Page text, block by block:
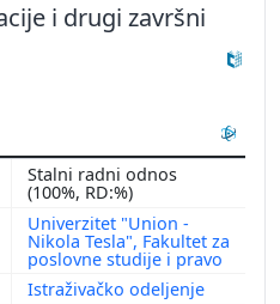
i drugi završni
Stalni radni odnos
(100%, RD:%)
Univerzitet "Union -
Nikola Tesla", Fakultet za
poslovne studije i pravo
Istraživačko odeljenje